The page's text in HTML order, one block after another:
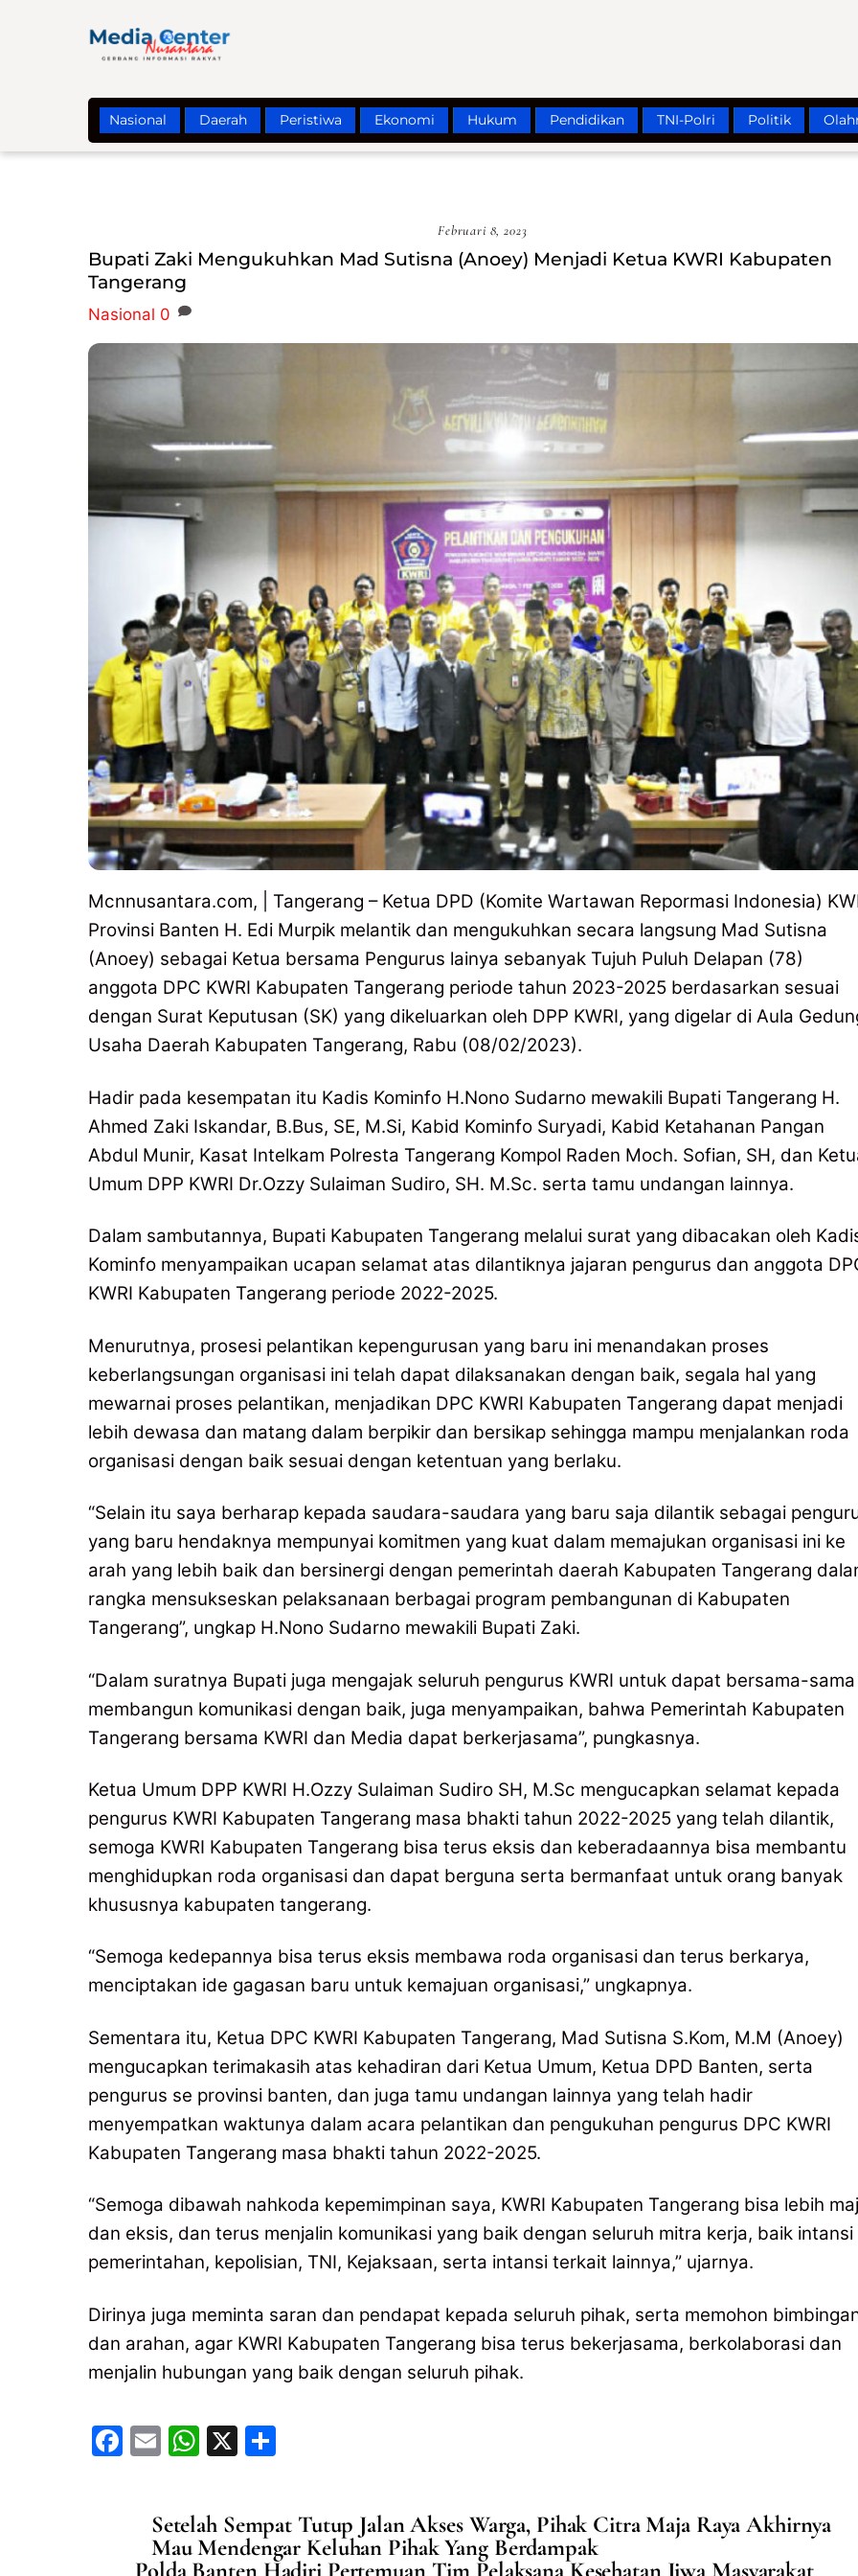
Nasional Daerah Peristiwa Ekonomi Hukum Pendidikan TNI-Polri Politik
Februari 8, 2023
Bupati Zaki Mengukuhkan Mad Sutisna (Anoey) Menjadi Ketua KWRI Kabupaten
Tangerang
Nasional 0
Mcnnusantara.com, | Tangerang – Ketua DPD (Komite Wartawan Repormasi Indonesia)
Provinsi Banten H. Edi Murpik melantik dan mengukuhkan secara langsung Mad Sutisna
(Anoey) sebagai Ketua bersama Pengurus lainya sebanyak Tujuh Puluh Delapan (78)
anggota DPC KWRI Kabupaten Tangerang periode tahun 2023-2025 berdasarkan sesuai
dengan Surat Keputusan (SK) yang dikeluarkan oleh DPP KWRI, yang digelar di Aula
Usaha Daerah Kabupaten Tangerang, Rabu (08/02/2023).
Hadir pada kesempatan itu Kadis Kominfo H.Nono Sudarno mewakili Bupati Tangerang H.
Ahmed Zaki Iskandar, B.Bus, SE, M.Si, Kabid Kominfo Suryadi, Kabid Ketahanan Pangan
Abdul Munir, Kasat Intelkam Polresta Tangerang Kompol Raden Moch. Sofian, SH, dan
Umum DPP KWRI Dr.Ozzy Sulaiman Sudiro, SH. M.Sc. serta tamu undangan lainnya.
Dalam sambutannya, Bupati Kabupaten Tangerang melalui surat yang dibacakan oleh
Kominfo menyampaikan ucapan selamat atas dilantiknya jajaran pengurus dan anggota
KWRI Kabupaten Tangerang periode 2022-2025.
Menurutnya, prosesi pelantikan kepengurusan yang baru ini menandakan proses
keberlangsungan organisasi ini telah dapat dilaksanakan dengan baik, segala hal yang
mewarnai proses pelantikan, menjadikan DPC KWRI Kabupaten Tangerang dapat menjadi
lebih dewasa dan matang dalam berpikir dan bersikap sehingga mampu menjalankan roda
organisasi dengan baik sesuai dengan ketentuan yang berlaku.
“Selain itu saya berharap kepada saudara-saudara yang baru saja dilantik sebagai
yang baru hendaknya mempunyai komitmen yang kuat dalam memajukan organisasi ini ke
arah yang lebih baik dan bersinergi dengan pemerintah daerah Kabupaten Tangerang
rangka mensukseskan pelaksanaan berbagai program pembangunan di Kabupaten
Tangerang”, ungkap H.Nono Sudarno mewakili Bupati Zaki.
“Dalam suratnya Bupati juga mengajak seluruh pengurus KWRI untuk dapat bersama-sama
membangun komunikasi dengan baik, juga menyampaikan, bahwa Pemerintah Kabupaten
Tangerang bersama KWRI dan Media dapat berkerjasama”, pungkasnya.
Ketua Umum DPP KWRI H.Ozzy Sulaiman Sudiro SH, M.Sc mengucapkan selamat kepada
pengurus KWRI Kabupaten Tangerang masa bhakti tahun 2022-2025 yang telah dilantik,
semoga KWRI Kabupaten Tangerang bisa terus eksis dan keberadaannya bisa membantu
menghidupkan roda organisasi dan dapat berguna serta bermanfaat untuk orang banyak
khususnya kabupaten tangerang.
“Semoga kedepannya bisa terus eksis membawa roda organisasi dan terus berkarya,
menciptakan ide gagasan baru untuk kemajuan organisasi,” ungkapnya.
Sementara itu, Ketua DPC KWRI Kabupaten Tangerang, Mad Sutisna S.Kom, M.M (Anoey)
mengucapkan terimakasih atas kehadiran dari Ketua Umum, Ketua DPD Banten, serta
pengurus se provinsi banten, dan juga tamu undangan lainnya yang telah hadir
menyempatkan waktunya dalam acara pelantikan dan pengukuhan pengurus DPC KWRI
Kabupaten Tangerang masa bhakti tahun 2022-2025.
“Semoga dibawah nahkoda kepemimpinan saya, KWRI Kabupaten Tangerang bisa lebih
dan eksis, dan terus menjalin komunikasi yang baik dengan seluruh mitra kerja, baik intansi
pemerintahan, kepolisian, TNI, Kejaksaan, serta intansi terkait lainnya,” ujarnya.
Dirinya juga meminta saran dan pendapat kepada seluruh pihak, serta memohon
dan arahan, agar KWRI Kabupaten Tangerang bisa terus bekerjasama, berkolaborasi dan
menjalin hubungan yang baik dengan seluruh pihak.
F
b
E
l
W
s
A
X
e
Setelah Sempat Tutup Jalan Akses Warga, Pihak Citra Maja Raya Akhirnya
Mau Mendengar Keluhan Pihak Yang Berdampak
Polda Banten Hadiri Pertemuan Tim Pelaksana Kesehatan Jiwa Masyarakat